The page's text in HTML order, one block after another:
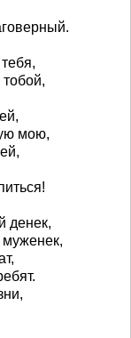
мою,
денек,